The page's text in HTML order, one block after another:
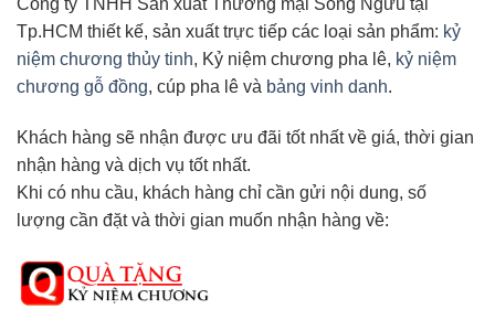
Công ty TNHH Sản xuất Thương mại Song Ngưu tại
Tp.HCM thiết kế, sản xuất trực tiếp các loại sản phẩm: kỷ
niệm chương thủy tinh, Kỷ niệm chương pha lê, kỷ niệm
chương gỗ đồng, cúp pha lê và bảng vinh danh.
Khách hàng sẽ nhận được ưu đãi tốt nhất về giá, thời gian
nhận hàng và dịch vụ tốt nhất.
Khi có nhu cầu, khách hàng chỉ cần gửi nội dung, số
lượng cần đặt và thời gian muốn nhận hàng về: